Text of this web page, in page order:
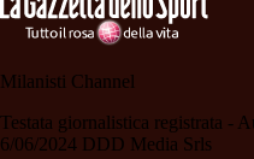
Milanisti Channel
Testata giornalistica registrata -
6/06/2024 DDD Media Srls